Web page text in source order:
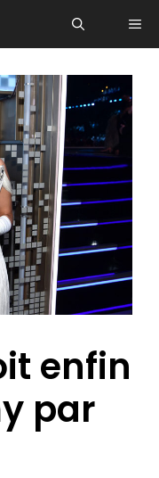
enfin
par